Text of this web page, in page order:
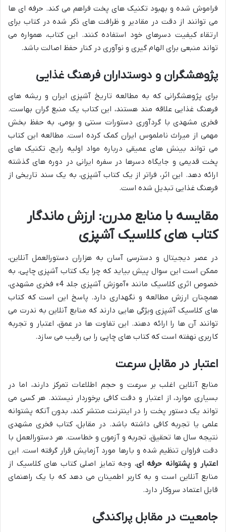
فراموش شده و بهبود تکنیک های پخت فراهم می کند. حرفه ای ها
می توانند از دقت در مقادیر و ظرافت های ذکر شده در کتاب برای
ارتقاء کیفیت دسرهای خود استفاده کنند. این کتاب، همواره می
تواند منبعی برای الهام گیری و نوآوری در کنار حفظ اصالت باشد.
پژوهشگران و دوستداران فرهنگ غذایی
برای پژوهشگرانی که به مطالعه تاریخ آشپزی ایران و ریشه های
فرهنگ غذایی علاقه مند هستند، این کتاب یک منبع گران بهاست.
فخری مشهدی با گردآوری دستورات سنتی و بومی، به حفظ بخش
مهمی از میراث ناملموس ایران کمک کرده است. مطالعه این کتاب
می تواند بینش های عمیقی درباره مواد اولیه رایج، تکنیک های
پخت قدیمی و جایگاه دسرها در سفره ایرانی در دوره های گذشته
ارائه دهد. این اثر، فراتر از یک کتاب آشپزی، به یک سند تاریخی از
فرهنگ غذایی تبدیل شده است.
مقایسه با منابع مدرن: ارزش ماندگار
کتاب های کلاسیک آشپزی
در عصر دیجیتال و دسترسی آسان به هزاران دستورالعمل آنلاین،
ممکن است این سوال پیش بیاید که چرا یک کتاب آشپزی چاپی، به
خصوص اثری کلاسیک مانند «آموزش آشپزی جلد 4» فخری مشهدی،
همچنان ارزش مطالعه و نگهداری دارد. پاسخ این است که کتاب
های کلاسیک آشپزی ویژگی هایی دارند که منابع آنلاین به ندرت می
توانند آن ها را ارائه دهند. این تفاوت ها در عمق، اعتبار و تجربه
کاربری نهفته است که کتاب های چاپی را بی رقیب می سازد.
اعتبار در مقابل سرعت
منابع آنلاین اغلب بر سرعت و حجم اطلاعات تمرکز دارند، اما در
بسیاری موارد، از اعتبار و دقت کافی برخوردار نیستند. هر کسی می
تواند یک دستور پخت را در اینترنت منتشر کند، بدون آنکه پشتوانه
علمی یا تجربه کافی داشته باشد. در مقابل، کتاب فخری مشهدی
نتیجه سال ها تحقیق، تجربه و آزمون و خطاست. هر دستورالعمل با
دقت فراوان تنظیم شده و بارها مورد آزمایش قرار گرفته است. این
اعتبار و پشتوانه حرفه ای، وجه تمایز اصلی کتاب های کلاسیک از
منابع آنلاین است و به کاربر اطمینان می دهد که با یک راهنمای
قابل اعتماد سروکار دارد.
جامعیت در مقابل پراکندگی